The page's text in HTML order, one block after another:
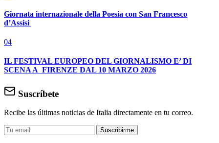
Giornata internazionale della Poesia con San Francesco
d’Assisi
04
IL FESTIVAL EUROPEO DEL GIORNALISMO E’ DI
SCENA A FIRENZE DAL 10 MARZO 2026
Suscríbete
Recibe las últimas noticias de Italia directamente en tu correo.
Suscribirme